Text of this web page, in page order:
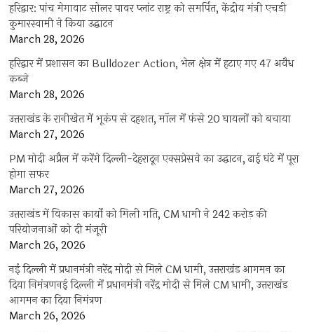
हरिद्वार: पांच मेगावाट सोलर पावर प्लांट राष्ट्र को समर्पित, केंद्रीय मंत्री एचडी
कुमारस्वामी ने किया उद्घाटन
March 28, 2026
हरिद्वार में प्रशासन का Bulldozer Action, भेल क्षेत्र में हटाए गए 47 अवैध
कब्जे
March 28, 2026
उत्तराखंड के रानीखेत में भूकंप से दहशत, मॉल में फंसे 20 घायलों को बचाया
March 27, 2026
PM मोदी अप्रैल में करेंगे दिल्ली-देहरादून एक्सप्रेसवे का उद्घाटन, ढाई घंटे में पूरा
होगा सफर
March 27, 2026
उत्तराखंड में विकास कार्यों को मिली गति, CM धामी ने 242 करोड़ की
परियोजनाओं को दी मंजूरी
March 26, 2026
नई दिल्ली में प्रधानमंत्री नरेंद्र मोदी से मिले CM धामी, उत्तराखंड आगमन का
दिया निमंत्रणनई दिल्ली में प्रधानमंत्री नरेंद्र मोदी से मिले CM धामी, उत्तराखंड
आगमन का दिया निमंत्रण
March 26, 2026